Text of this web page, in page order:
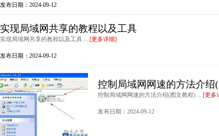
发布日期：2024-09-12
实现局域网共享的教程以及工具
实现局域网共享的教程以及工具 ... [更多详细]
发布日期：2024-09-12
控制局域网网速的方法介绍
控制局域网网速的方法介绍(图文教程) ... [更多
发布日期：2024-09-12